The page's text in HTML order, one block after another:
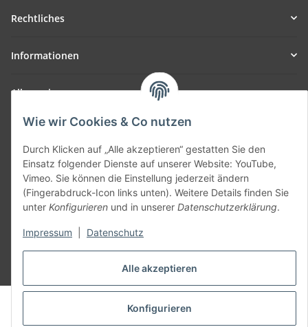
Alle akzeptieren
Konfigurieren
Wie wir Cookies & Co nutzen
Durch Klicken auf „Alle akzeptieren“ gestatten Sie den
Einsatz folgender Dienste auf unserer Website: YouTube,
Vimeo. Sie können die Einstellung jederzeit ändern
(Fingerabdruck-Icon links unten). Weitere Details finden Sie
unter Konfigurieren und in unserer Datenschutzerklärung.
Impressum Datenschutz
Rechtliches
Informationen
Allgemein
Teil unseres Netzwerks:
SmoliTec - Safety. Simplified. Worldwide. ( B2B Shop )
Vertrag widerrufen
* Alle Preise inkl. gesetzlicher USt., zzgl.Versand
© voltmaster.de
Powered byJTL-Shop